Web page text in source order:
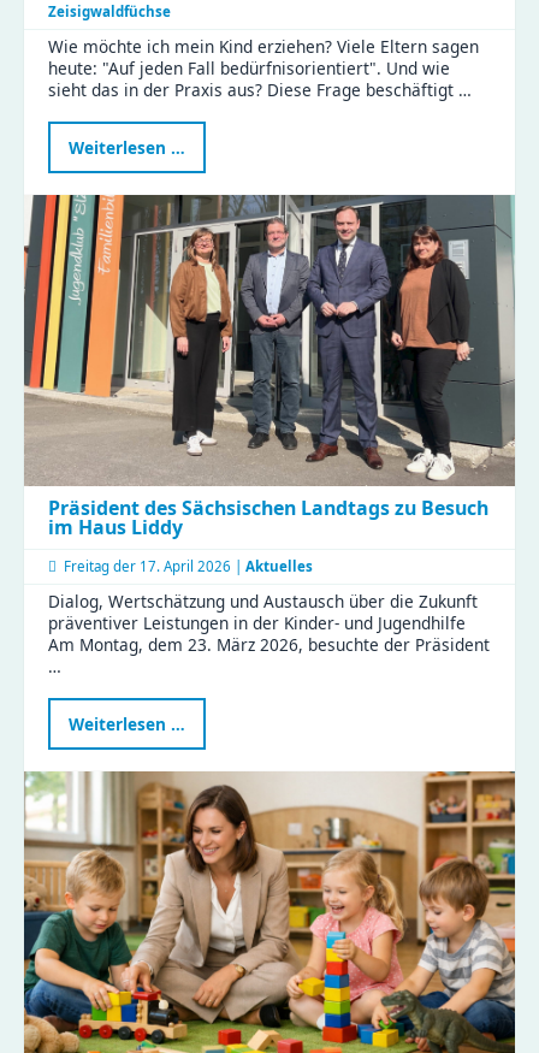
Zeisigwaldfüchse
Wie möchte ich mein Kind erziehen? Viele Eltern sagen
heute: "Auf jeden Fall bedürfnisorientiert". Und wie
sieht das in der Praxis aus? Diese Frage beschäftigt …
Weiterlesen …
Erziehung:
Eltern
tauschten
Tipps
und
Erfahrungen
im
KiFaZ-
Workshop
aus
Präsident des Sächsischen Landtags zu Besuch
im Haus Liddy
Freitag der 17. April 2026 | Aktuelles
Dialog, Wertschätzung und Austausch über die Zukunft
präventiver Leistungen in der Kinder- und Jugendhilfe
Am Montag, dem 23. März 2026, besuchte der Präsident
…
Weiterlesen …
des
Sächsischen
Landtags
zu
Besuch
im
Haus
Liddy